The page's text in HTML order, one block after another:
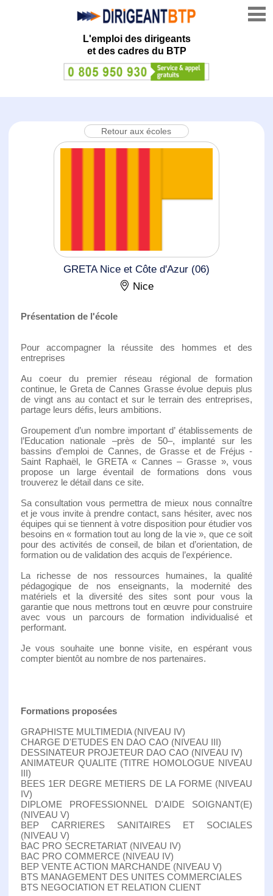
L'emploi des dirigeants
et des cadres du BTP
Retour aux écoles
GRETA Nice et Côte d'Azur (06)
Nice
Présentation de l'école
Pour accompagner la réussite des hommes et des
entreprises
Au coeur du premier réseau régional de formation
continue, le Greta de Cannes Grasse évolue depuis plus
de vingt ans au contact et sur le terrain des entreprises,
partage leurs défis, leurs ambitions.
Groupement d’un nombre important d’ établissements de
l’Education nationale –près de 50–, implanté sur les
bassins d’emploi de Cannes, de Grasse et de Fréjus -
Saint Raphaël, le GRETA « Cannes – Grasse », vous
propose un large éventail de formations dons vous
trouverez le détail dans ce site.
Sa consultation vous permettra de mieux nous connaître
et je vous invite à prendre contact, sans hésiter, avec nos
équipes qui se tiennent à votre disposition pour étudier vos
besoins en « formation tout au long de la vie », que ce soit
pour des activités de conseil, de bilan et d’orientation, de
formation ou de validation des acquis de l’expérience.
La richesse de nos ressources humaines, la qualité
pédagogique de nos enseignants, la modernité des
matériels et la diversité des sites sont pour vous la
garantie que nous mettrons tout en œuvre pour construire
avec vous un parcours de formation individualisé et
performant.
Je vous souhaite une bonne visite, en espérant vous
compter bientôt au nombre de nos partenaires.
Formations proposées
GRAPHISTE MULTIMEDIA (NIVEAU IV)
CHARGE D'ETUDES EN DAO CAO (NIVEAU III)
DESSINATEUR PROJETEUR DAO CAO (NIVEAU IV)
ANIMATEUR QUALITE (TITRE HOMOLOGUE NIVEAU
III)
BEES 1ER DEGRE METIERS DE LA FORME (NIVEAU
IV)
DIPLOME PROFESSIONNEL D'AIDE SOIGNANT(E)
(NIVEAU V)
BEP CARRIERES SANITAIRES ET SOCIALES
(NIVEAU V)
BAC PRO SECRETARIAT (NIVEAU IV)
BAC PRO COMMERCE (NIVEAU IV)
BEP VENTE ACTION MARCHANDE (NIVEAU V)
BTS MANAGEMENT DES UNITES COMMERCIALES
BTS NEGOCIATION ET RELATION CLIENT